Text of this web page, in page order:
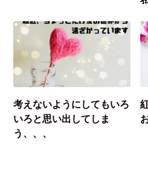
考えないようにしてもいろ
いろと思い出してしま
う、、、